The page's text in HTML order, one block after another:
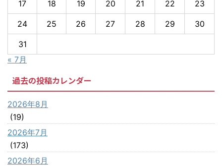
17 18 19 20 21 22 23
24 25 26 27 28 29 30
31
« 7月
過去の投稿カレンダー
2026年8月
(19)
2026年7月
(173)
2026年6月